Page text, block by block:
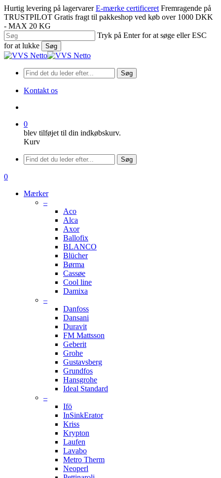
Spring
til
hovedindhold
Hurtig levering på lagervarer E-mærke certificeret Fremragende på
TRUSTPILOT Gratis fragt til pakkeshop ved køb over 1000 DKK
- MAX 20 KG
Tryk på Enter for at søge eller ESC
for at lukke
Søg
Luk
Søg
Kontakt os
0
blev tilføjet til din indkøbskurv.
Kurv
Menu
Søg
søge
0
Mærker
–
Aco
Alca
Axor
Ballofix
BLANCO
Blücher
Børma
Cassøe
Cool line
Damixa
–
Danfoss
Dansani
Duravit
FM Mattsson
Geberit
Grohe
Gustavsberg
Grundfos
Hansgrohe
Ideal Standard
–
Ifö
InSinkErator
Kriss
Krypton
Laufen
Lavabo
Metro Therm
Neoperl